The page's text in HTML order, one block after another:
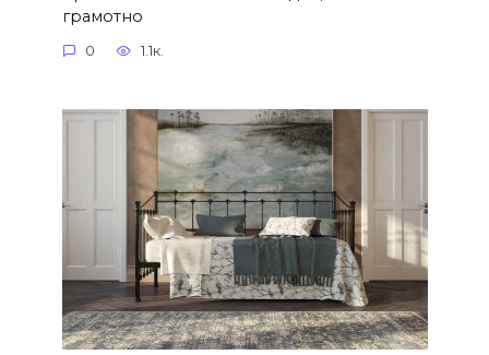
грамотно
0 1.1к.